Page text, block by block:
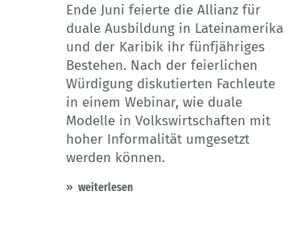
Ende Juni feierte die Allianz für
duale Ausbildung in Lateinamerika
und der Karibik ihr fünfjähriges
Bestehen. Nach der feierlichen
Würdigung diskutierten Fachleute
in einem Webinar, wie duale
Modelle in Volkswirtschaften mit
hoher Informalität umgesetzt
werden können.
weiterlesen